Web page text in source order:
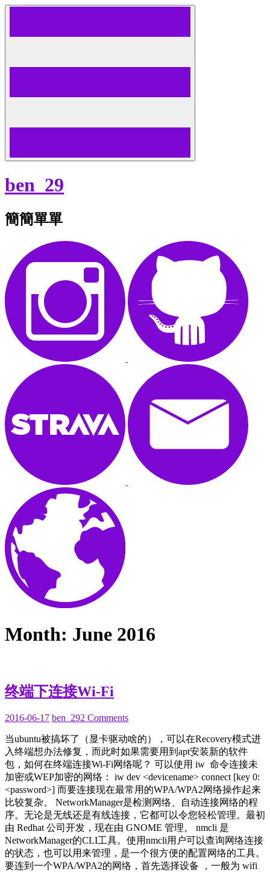
Skip
ben_29
簡簡單單
Month: June 2016
终端下连接Wi-Fi
2016-06-172016-
09
ben_292 Comments
当ubuntu被搞坏了（显卡驱动啥的），可以在Recovery模式进
入终端想办法修复，而此时如果需要用到apt安装新的软件
包，如何在终端连接Wi-Fi网络呢？ 可以使用 iw 命令连接未
加密或WEP加密的网络： iw dev <devicename> connect [key 0:
<password>] 而要连接现在最常用的WPA/WPA2网络操作起来
比较复杂。 NetworkManager是检测网络、自动连接网络的程
序。无论是无线还是有线连接，它都可以令您轻松管理。最初
由 Redhat 公司开发，现在由 GNOME 管理。 nmcli 是
NetworkManager的CLI工具。使用nmcli用户可以查询网络连接
的状态，也可以用来管理，是一个很方便的配置网络的工具。
要连到一个WPA/WPA2的网络，首先选择设备 ，一般为 wifi